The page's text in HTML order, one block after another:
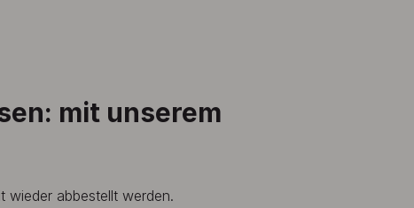
mit unserem
wieder abbestellt werden.